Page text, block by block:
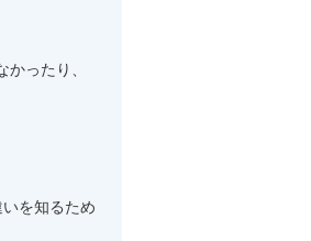
ったり、
を知るため